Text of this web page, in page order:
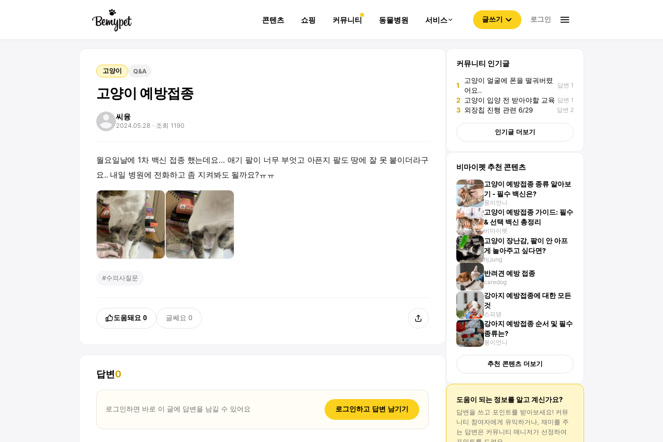
콘텐츠 쇼핑 커뮤니티 동물병원 서비스 글쓰기 로그인
고양이 Q&A
고양이 예방접종
씨융
2024.05.28 · 조회 1190
월요일날에 1차 백신 접종 했는데요… 애기 팔이 너무 부엇고 아픈지 팔도 땅에 잘 못 붙이더라구
요.. 내일 병원에 전화하고 좀 지켜봐도 될까요?ㅠㅠ
#수의사질문
도움돼요 0 글쎄요 0
답변0
로그인하면 바로 이 글에 답변을 남길 수 있어요 로그인하고 답변 남기기
커뮤니티 인기글
1
고양이 얼굴에 폰을 떨궈버렸
어요..
답변 1
2 고양이 입양 전 받아야할 교육 답변 1
3 외장칩 진행 관련 6/29 답변 2
인기글 더보기
비마이펫 추천 콘텐츠
고양이 예방접종 종류 알아보
기 - 필수 백신은?
몽이언니
고양이 예방접종 가이드: 필수
& 선택 백신 총정리
비마이펫
고양이 장난감, 팔이 안 아프
게 놀아주고 싶다면?
hj.jung
반려견 예방 접종
caredog
강아지 예방접종에 대한 모든
것
스피댇
강아지 예방접종 순서 및 필수
종류는?
몽이언니
추천 콘텐츠 더보기
도움이 되는 정보를 알고 계신가요?
답변 을 쓰고 포인트를 받아보세요! 커뮤
니티 참여자에게 유익하거나, 재미를 주
는 답변 은 커뮤니티 매니저가 선정하여